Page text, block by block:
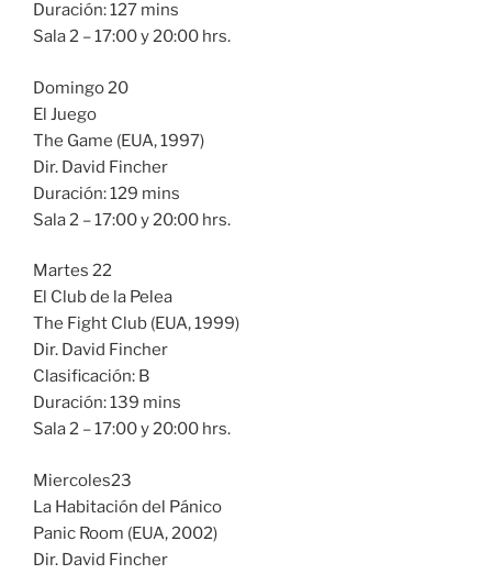
Duración: 127 mins
Sala 2 – 17:00 y 20:00 hrs.
Domingo 20
El Juego
The Game (EUA, 1997)
Dir. David Fincher
Duración: 129 mins
Sala 2 – 17:00 y 20:00 hrs.
Martes 22
El Club de la Pelea
The Fight Club (EUA, 1999)
Dir. David Fincher
Clasificación: B
Duración: 139 mins
Sala 2 – 17:00 y 20:00 hrs.
Miercoles23
La Habitación del Pánico
Panic Room (EUA, 2002)
Dir. David Fincher